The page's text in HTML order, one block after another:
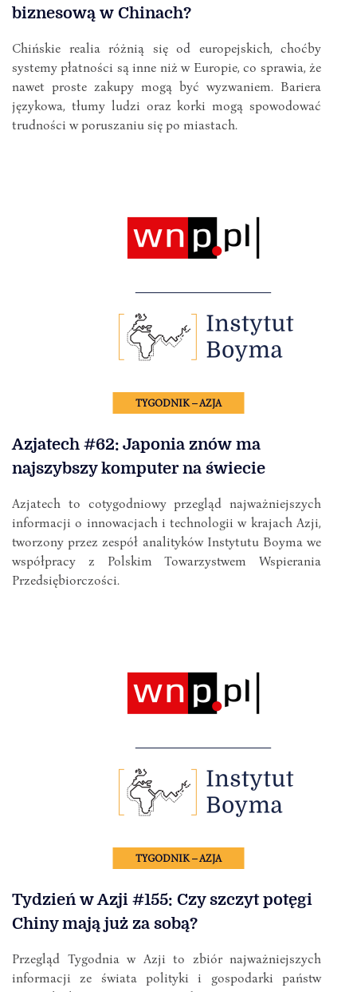
biznesową w Chinach?
Chińskie realia różnią się od europejskich, choćby
systemy płatności są inne niż w Europie, co sprawia, że
nawet proste zakupy mogą być wyzwaniem. Bariera
językowa, tłumy ludzi oraz korki mogą spowodować
trudności w poruszaniu się po miastach.
TYGODNIK – AZJA
Azjatech #62: Japonia znów ma
najszybszy komputer na świecie
Azjatech to cotygodniowy przegląd najważniejszych
informacji o innowacjach i technologii w krajach Azji,
tworzony przez zespół analityków Instytutu Boyma we
współpracy z Polskim Towarzystwem Wspierania
Przedsiębiorczości.
TYGODNIK – AZJA
Tydzień w Azji #155: Czy szczyt potęgi
Chiny mają już za sobą?
Przegląd Tygodnia w Azji to zbiór najważniejszych
informacji ze świata polityki i gospodarki państw